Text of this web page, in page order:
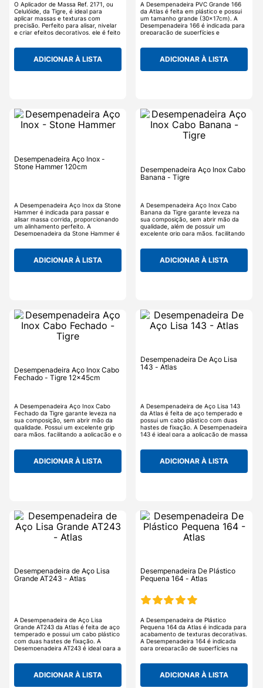
O Aplicador de Massa Ref. 2171, ou
Celulóide, da Tigre, é ideal para
aplicar massas e texturas com
precisão. Perfeito para alisar, nivelar
e criar efeitos decorativos, ele é feito
garantindo conforto no uso e
evitando desperdícios. Versátil, pode
ser utilizado em obras, reformas e
ADICIONAR À LISTA
A Desempenadeira PVC Grande 166
da Atlas é feita em plástico e possui
um tamanho grande (30x17cm). A
Desempenadeira 166 é indicada para
preparação de superfícies e
texturizados e decorativos, como
grafiatos e efeitos rústicos.
ADICIONAR À LISTA
Desempenadeira Aço Inox -
Stone Hammer 120cm
A Desempenadeira Aço Inox da Stone
Hammer é indicada para passar e
alisar massa corrida, proporcionando
um alinhamento perfeito. A
Desempenadeira da Stone Hammer é
ADICIONAR À LISTA
Desempenadeira Aço Inox Cabo
Banana - Tigre
A Desempenadeira Aço Inox Cabo
Banana da Tigre garante leveza na
sua composição, sem abrir mão da
qualidade, além de possuir um
excelente grip para mãos, facilitando
serviço. A Desempenadeira Aço Inox
Cabo Banana da Tigre é fabricada
com aço inox resistentes à corrosão,
ADICIONAR À LISTA
Desempenadeira Aço Inox Cabo
Fechado - Tigre 12x45cm
A Desempenadeira Aço Inox Cabo
Fechado da Tigre garante leveza na
sua composição, sem abrir mão da
qualidade. Possui um excelente grip
para mãos, facilitando a aplicação e o
possuir estrutura de cabo de metal e
sem afunilamento para cisalhamento,
não possui solda, ponto total que
argamassa, sendo ideal para marcar
massa.
ADICIONAR À LISTA
Desempenadeira De Aço Lisa
143 - Atlas
A Desempenadeira de Aço Lisa 143
da Atlas é feita de aço temperado e
possui um cabo plástico com duas
hastes de fixação. A Desempenadeira
143 é ideal para a aplicação de massa
ADICIONAR À LISTA
Desempenadeira de Aço Lisa
Grande AT243 - Atlas
A Desempenadeira de Aço Lisa
Grande AT243 da Atlas é feita de aço
temperado e possui um cabo plástico
com duas hastes de fixação. A
Desempenadeira AT243 é ideal para a
ADICIONAR À LISTA
Desempenadeira De Plástico
Pequena 164 - Atlas
A Desempenadeira de Plástico
Pequena 164 da Atlas é indicada para
acabamento de texturas decorativas.
A Desempenadeira 164 é indicada
para preparação de superfícies na
como grafiatos e efeitos rústicos.
ADICIONAR À LISTA